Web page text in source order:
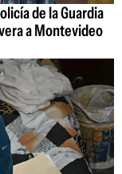
de la Guardia
a Montevideo